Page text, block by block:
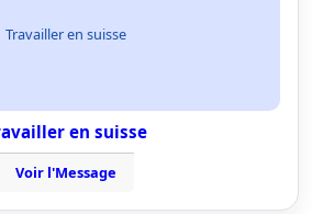
Travailler en suisse
en suisse
Voir l'Message